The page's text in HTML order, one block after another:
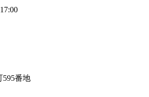
595番地